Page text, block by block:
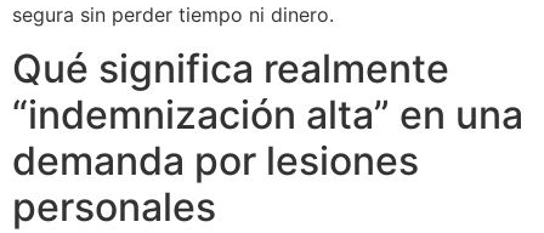
segura sin perder tiempo ni dinero.
Qué significa realmente
“indemnización alta” en una
demanda por lesiones
personales